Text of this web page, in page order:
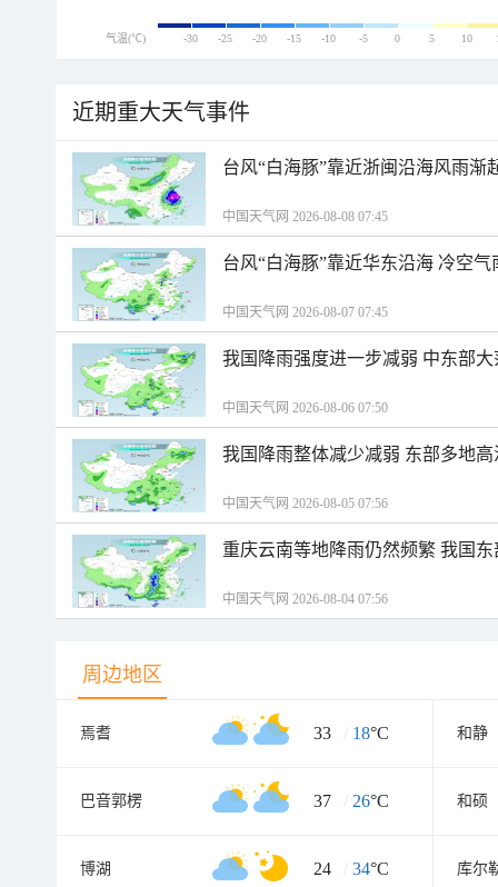
气温(℃) -30 -25 -20 -15 -10 -5 0 5 10
近期重大天气事件
台风“白海豚”靠近浙闽沿海风雨渐
中国天气网 2026-08-08 07:45
台风“白海豚”靠近华东沿海 冷空
中国天气网 2026-08-07 07:45
我国降雨强度进一步减弱 中东部
中国天气网 2026-08-06 07:50
我国降雨整体减少减弱 东部多地
中国天气网 2026-08-05 07:56
重庆云南等地降雨仍然频繁 我国
中国天气网 2026-08-04 07:56
周边地区
焉耆 33 / 18°C 和静
巴音郭楞 37 / 26°C 和硕
博湖 24 / 34°C 库尔